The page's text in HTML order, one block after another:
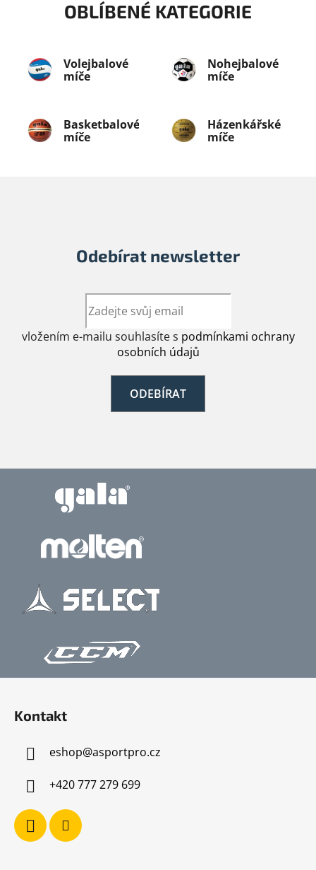
OBLÍBENÉ KATEGORIE
Volejbalové
míče
Nohejbalové
míče
Basketbalové
míče
Házenkářské
míče
Odebírat newsletter
vložením e-mailu souhlasíte s podmínkami ochrany
osobních údajů
ODEBÍRAT
Kontakt
eshop@asportpro.cz
+420 777 279 699